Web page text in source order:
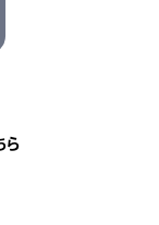
ら